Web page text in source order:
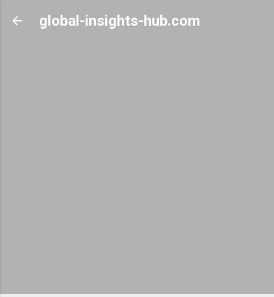
Skip to main content
global-insights-hub.com